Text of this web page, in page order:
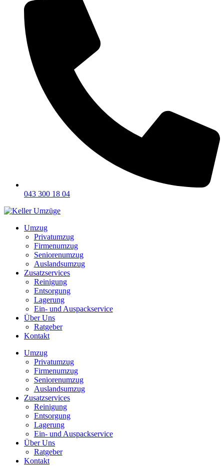
043 300 18 04
Umzug
Privatumzug
Firmenumzug
Seniorenumzug
Auslandsumzug
Zusatzservices
Reinigung
Entsorgung
Lagerung
Ein- und Auspackservice
Über Uns
Ratgeber
Kontakt
Umzug
Privatumzug
Firmenumzug
Seniorenumzug
Auslandsumzug
Zusatzservices
Reinigung
Entsorgung
Lagerung
Ein- und Auspackservice
Über Uns
Ratgeber
Kontakt